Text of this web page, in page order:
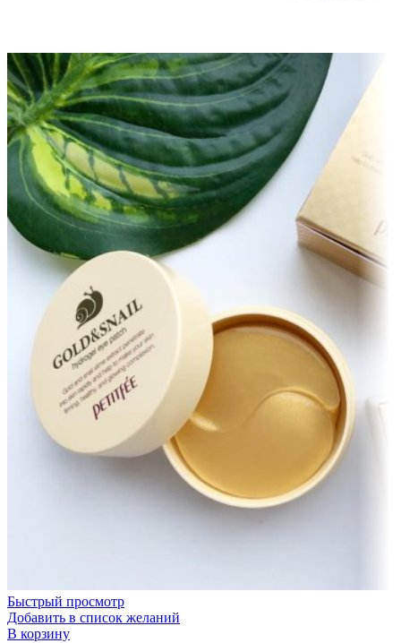
Быстрый просмотр
Добавить в список желаний
В корзину